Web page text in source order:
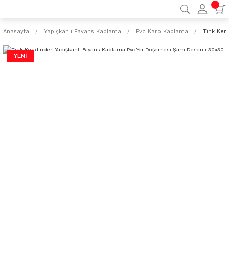
Anasayfa Yapışkanlı Fayans Kaplama Pvc Karo Kaplama Tink
YENİ